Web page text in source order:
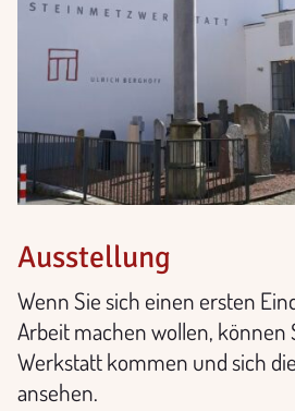
Ausstellung
Wenn Sie sich einen ersten
Arbeit machen wollen, können
Werkstatt kommen und sich
ansehen.